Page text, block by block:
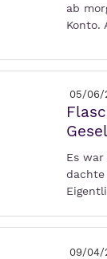
ab
Konto.
05/06/
Es
dachte
09/04/